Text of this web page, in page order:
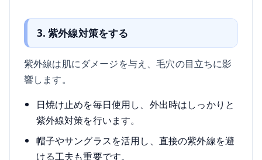
3. 紫外線対策をする
紫外線は肌にダメージを与え、毛穴の目立ちに影
響します。
日焼け止めを毎日使用し、外出時はしっかりと
紫外線対策を行います。
帽子やサングラスを活用し、直接の紫外線を避
ける工夫も重要です。